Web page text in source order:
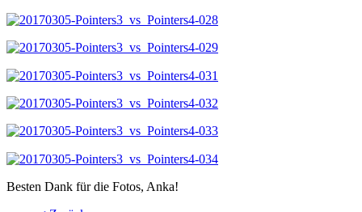
Besten Dank für die Fotos, Anka!